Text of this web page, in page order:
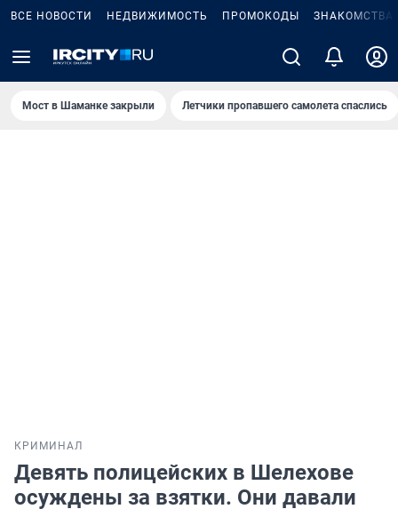
ВСЕ НОВОСТИ НЕДВИЖИМОСТЬ ПРОМОКОДЫ ЗНАКОМСТВА
Мост в Шаманке закрыли Летчики пропавшего самолета спаслись
КРИМИНАЛ
Девять полицейских в Шелехове
осуждены за взятки. Они давали